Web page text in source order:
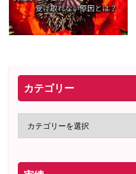
カテゴリー